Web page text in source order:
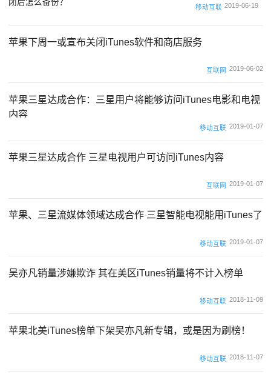
移动互联 2019-06-19
苹果下周一或宣布关闭iTunes软件和商店服务
互联网 2019-06-02
苹果三星达成合作：三星用户将能够访问iTunes电影和电视
内容
移动互联 2019-01-07
苹果三星达成合作 三星电视用户可访问iTunes内容
互联网 2019-01-07
苹果、三星流媒体领域达成合作 三星智能电视能用iTunes了
移动互联 2019-01-07
吴亦凡销量涉嫌欺诈 其在美区iTunes销量将不计入榜单
移动互联 2018-11-09
苹果北美iTunes榜单下架吴亦凡新专辑，或是因为刷榜！
移动互联 2018-11-07